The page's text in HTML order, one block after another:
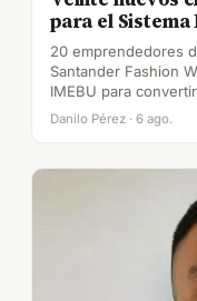
para el Sistema
20 emprendedores
Santander Fashion
IMEBU para
Danilo Pérez · 6 ago.